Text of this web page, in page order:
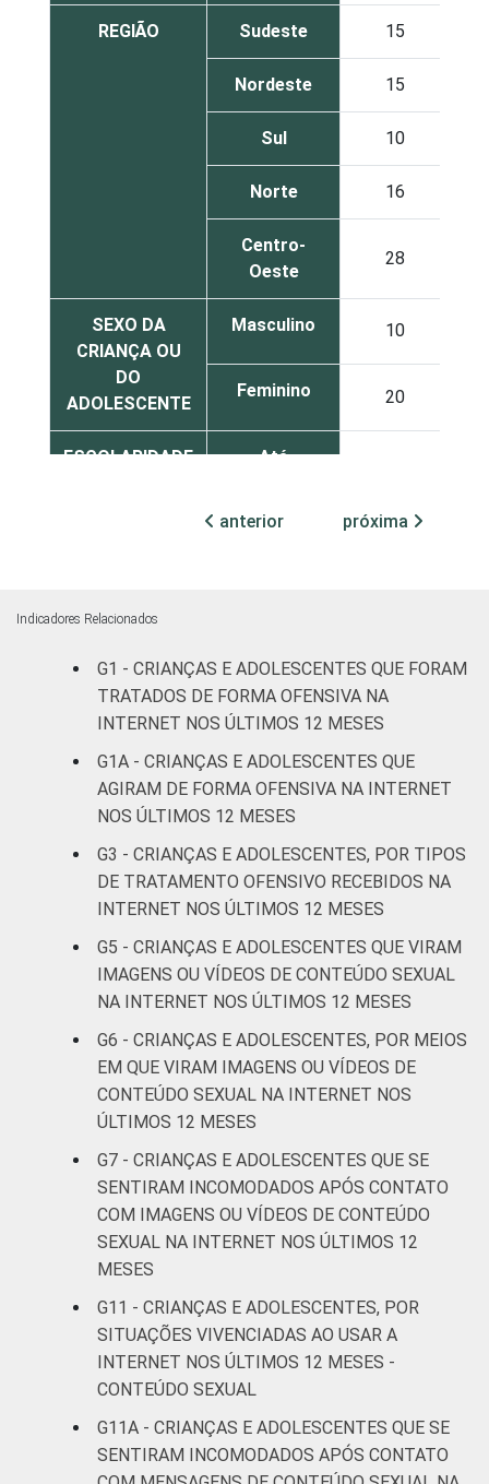
REGIÃO Sudeste 15
Nordeste 15
Sul 10
Norte 16
Centro-
Oeste
28
SEXO DA
CRIANÇA OU
DO
ADOLESCENTE
Masculino 10
Feminino 20
ESCOLARIDADE
Até
mais
FAIXA ETÁRIA
OU DO
ADOLESCENTE
De 9 a 10
De 11 a 12
anos
De 13 a 14
anos
19
anos
17
RENDA
FAMILIAR
Até 1 SM 12
Mais de 1
SM até 2 SM
17
SM até 3 SM
13
Mais de 3
Não tem
renda
34
Não
24
anterior próxima
Indicadores Relacionados
G1 - CRIANÇAS E ADOLESCENTES QUE FORAM
TRATADOS DE FORMA OFENSIVA NA
INTERNET NOS ÚLTIMOS 12 MESES
G1A - CRIANÇAS E ADOLESCENTES QUE
AGIRAM DE FORMA OFENSIVA NA INTERNET
NOS ÚLTIMOS 12 MESES
G3 - CRIANÇAS E ADOLESCENTES, POR TIPOS
DE TRATAMENTO OFENSIVO RECEBIDOS NA
INTERNET NOS ÚLTIMOS 12 MESES
G5 - CRIANÇAS E ADOLESCENTES QUE VIRAM
IMAGENS OU VÍDEOS DE CONTEÚDO SEXUAL
NA INTERNET NOS ÚLTIMOS 12 MESES
G6 - CRIANÇAS E ADOLESCENTES, POR MEIOS
EM QUE VIRAM IMAGENS OU VÍDEOS DE
CONTEÚDO SEXUAL NA INTERNET NOS
ÚLTIMOS 12 MESES
G7 - CRIANÇAS E ADOLESCENTES QUE SE
SENTIRAM INCOMODADOS APÓS CONTATO
COM IMAGENS OU VÍDEOS DE CONTEÚDO
SEXUAL NA INTERNET NOS ÚLTIMOS 12
MESES
G11 - CRIANÇAS E ADOLESCENTES, POR
SITUAÇÕES VIVENCIADAS AO USAR A
INTERNET NOS ÚLTIMOS 12 MESES -
CONTEÚDO SEXUAL
G11A - CRIANÇAS E ADOLESCENTES QUE SE
SENTIRAM INCOMODADOS APÓS CONTATO